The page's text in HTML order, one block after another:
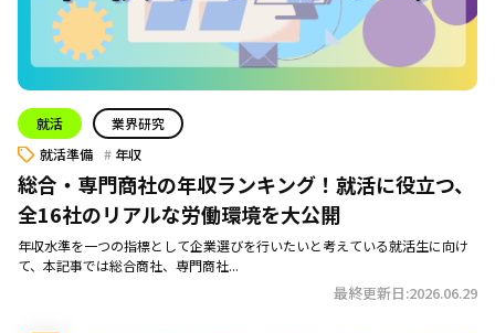
就活
業界研究
就活準備
年収
総合・専門商社の年収ランキング！就活に役立つ、
全16社のリアルな労働環境を大公開
年収水準を一つの指標として企業選びを行いたいと考えている就活生に向け
て、本記事では総合商社、専門商社...
最終更新日:2026.06.29